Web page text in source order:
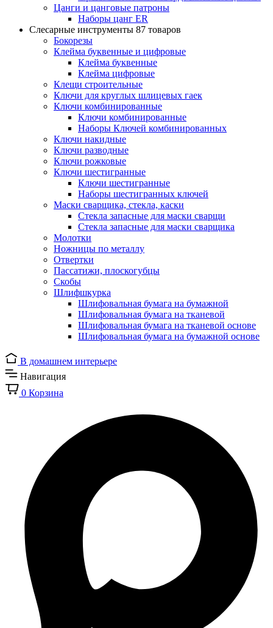
Цанги и цанговые патроны
Наборы цанг ER
Слесарные инструменты 87 товаров
Бокорезы
Клейма буквенные и цифровые
Клейма буквенные
Клейма цифровые
Клещи строительные
Ключи для круглых шлицевых гаек
Ключи комбинированные
Ключи комбинированные
Наборы Ключей комбинированных
Ключи накидные
Ключи разводные
Ключи рожковые
Ключи шестигранные
Ключи шестигранные
Наборы шестигранных ключей
Маски сварщика, стекла, каски
Стекла запасные для маски сварщи
Стекла запасные для маски сварщика
Молотки
Ножницы по металлу
Отвертки
Пассатижи, плоскогубцы
Скобы
Шлифшкурка
Шлифовальная бумага на бумажной
Шлифовальная бумага на тканевой
Шлифовальная бумага на тканевой основе
Шлифовальная бумага на бумажной основе
В домашнем интерьере
Навигация
0 Корзина